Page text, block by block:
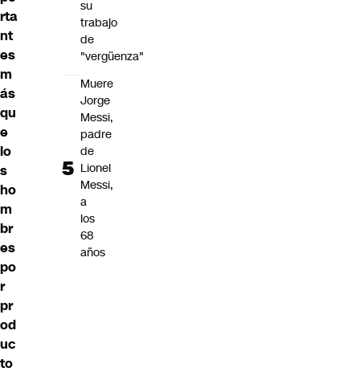
rta
nt
es
m
ás
qu
e
lo
s
ho
m
br
es
po
r
pr
od
uc
to
su
trabajo
de
"vergüenza"
Muere
Jorge
Messi,
padre
de
Lionel
Messi,
a
los
68
años